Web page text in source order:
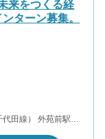
来をつくる経
ターン募集。
田線） 外苑前駅か